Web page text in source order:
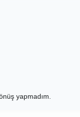
yapmadım.